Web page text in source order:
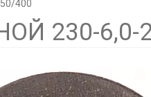
400
230-6,0-
Разбейте